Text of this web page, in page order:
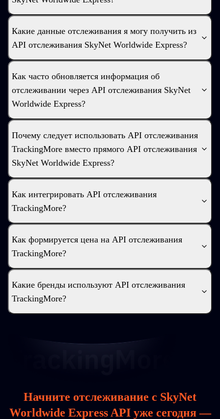
Какие данные отслеживания я могу получить из
API отслеживания SkyNet Worldwide Express?
Как часто обновляется информация об
отслеживании через API отслеживания SkyNet
Worldwide Express?
Почему следует использовать API отслеживания
TrackingMore вместо прямого API отслеживания
SkyNet Worldwide Express?
Как интегрировать API отслеживания
TrackingMore?
Как формируется цена на API отслеживания
TrackingMore?
Какие бренды используют API отслеживания
TrackingMore?
Начните отслеживание с SkyNet
Worldwide Express API уже сегодня —